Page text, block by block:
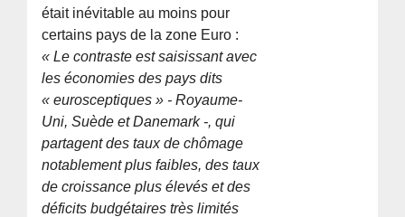
était inévitable au moins pour
certains pays de la zone Euro :
« Le contraste est saisissant avec
les économies des pays dits
« eurosceptiques » - Royaume-
Uni, Suède et Danemark -, qui
partagent des taux de chômage
notablement plus faibles, des taux
de croissance plus élevés et des
déficits budgétaires très limités